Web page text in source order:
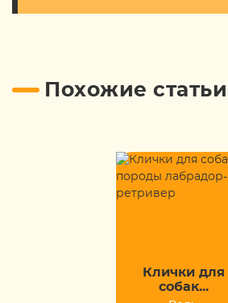
Похожие статьи
Клички для
собак...